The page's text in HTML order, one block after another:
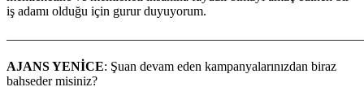
iş adamı olduğu için gurur duyuyorum.
AJANS YENİCE: Şuan devam eden kampanyalarınızdan biraz
bahseder misiniz?